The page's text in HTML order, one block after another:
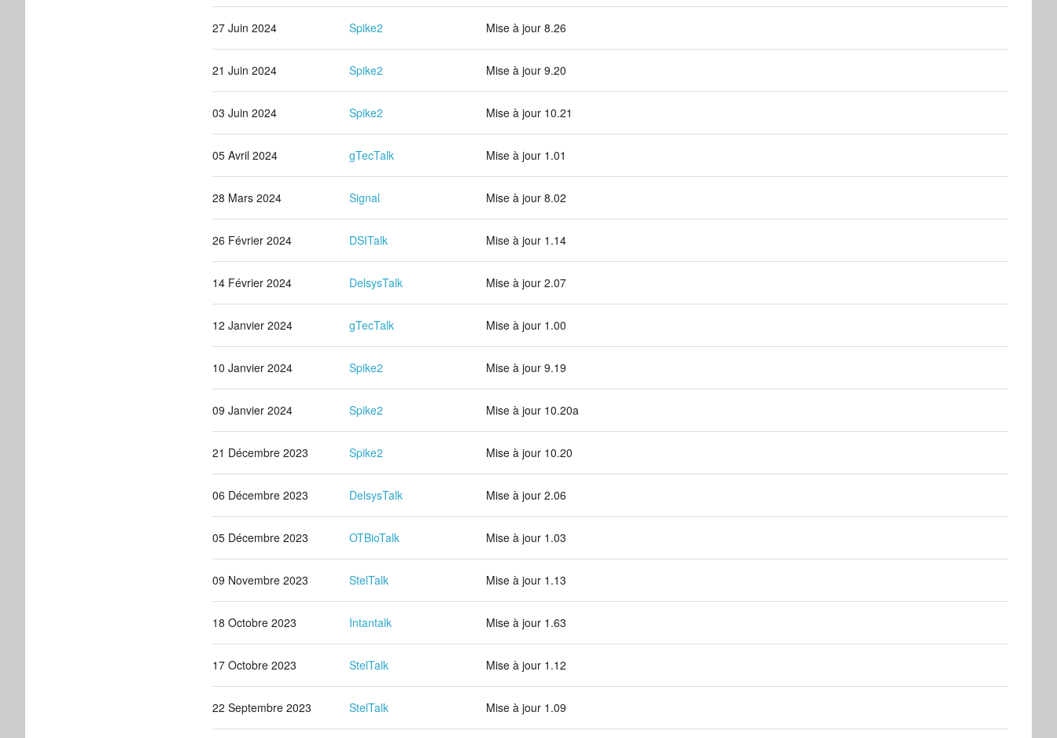
27 Juin 2024 Spike2 Mise à jour 8.26
21 Juin 2024 Spike2 Mise à jour 9.20
03 Juin 2024 Spike2 Mise à jour 10.21
05 Avril 2024 gTecTalk Mise à jour 1.01
28 Mars 2024 Signal Mise à jour 8.02
26 Février 2024 DSITalk Mise à jour 1.14
14 Février 2024 DelsysTalk Mise à jour 2.07
12 Janvier 2024 gTecTalk Mise à jour 1.00
10 Janvier 2024 Spike2 Mise à jour 9.19
09 Janvier 2024 Spike2 Mise à jour 10.20a
21 Décembre 2023 Spike2 Mise à jour 10.20
06 Décembre 2023 DelsysTalk Mise à jour 2.06
05 Décembre 2023 OTBioTalk Mise à jour 1.03
09 Novembre 2023 StelTalk Mise à jour 1.13
18 Octobre 2023 Intantalk Mise à jour 1.63
17 Octobre 2023 StelTalk Mise à jour 1.12
22 Septembre 2023 StelTalk Mise à jour 1.09